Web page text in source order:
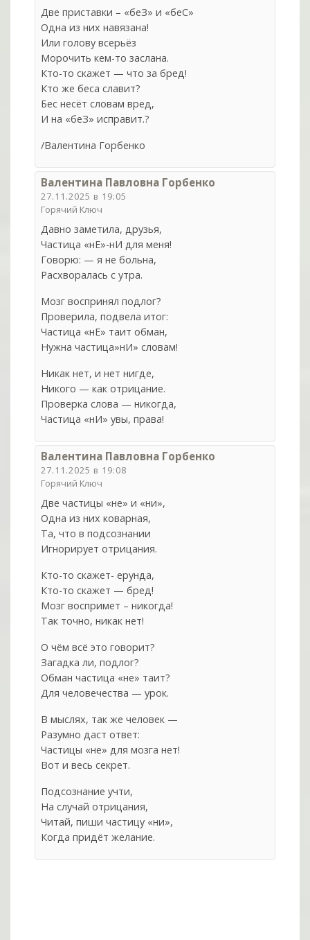
Две приставки – «беЗ» и «беС»
Одна из них навязана!
Или голову всерьёз
Морочить кем-то заслана.
Кто-то скажет — что за бред!
Кто же беса славит?
Бес несёт словам вред,
И на «беЗ» исправит.?
/Валентина Горбенко
Валентина Павловна Горбенко
27.11.2025 в 19:05
Горячий Ключ
Давно заметила, друзья,
Частица «нЕ»-нИ для меня!
Говорю: — я не больна,
Расхворалась с утра.
Мозг воспринял подлог?
Проверила, подвела итог:
Частица «нЕ» таит обман,
Нужна частица»нИ» словам!
Никак нет, и нет нигде,
Никого — как отрицание.
Проверка слова — никогда,
Частица «нИ» увы, права!
Валентина Павловна Горбенко
27.11.2025 в 19:08
Горячий Ключ
Две частицы «не» и «ни»,
Одна из них коварная,
Та, что в подсознании
Игнорирует отрицания.
Кто-то скажет- ерунда,
Кто-то скажет — бред!
Мозг воспримет – никогда!
Так точно, никак нет!
О чём всё это говорит?
Загадка ли, подлог?
Обман частица «не» таит?
Для человечества — урок.
В мыслях, так же человек —
Разумно даст ответ:
Частицы «не» для мозга нет!
Вот и весь секрет.
Подсознание учти,
На случай отрицания,
Читай, пиши частицу «ни»,
Когда придёт желание.